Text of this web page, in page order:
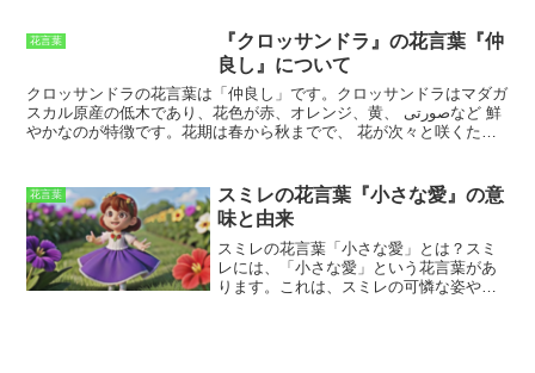
ました。中国では、麻の栽培は紀元前
4000年頃に始まり、麻を使った布は「布
帛」と呼ばれていました。 布帛は、中国
では高級品とされ、皇帝や貴族階級の
人々の衣服に使用されていました。 ま
た、麻は、中国では薬としても使用され
2000年頃に栽培が始まり、麻を使った布
は「ガンジー布」と呼ばれていました。
ガンジー布は、インド独立運動の指導者
であるマハトマ・ガンジーが愛用してい
たことから、その名が付きました。 ガン
ジー布は、インドでは庶民の衣服として
広く使用されてきました。このように、
も、『優美』、『気品』、『繊細』、『しとやか』などがあります。
これらの花言葉は、しだれ桜の持つ独特の雰囲気を表現しています。
しだれ桜は、その美しさだけでなく、花言葉も魅力的です。
花言葉
『クロッサンドラ』の花言葉『仲
良し』について
クロッサンドラの花言葉は「仲良し 」です。クロッサンドラはマダガ
スカル原産の低木であり、花色が 赤、オレンジ、黄、 صورتیなど鮮
やかなのが特徴です。花期は春から秋 までで、花が次々と咲く た
とから由来していると言われています。また、 花が長く咲くことか
ら、「長寿」という意味も込められています。
花言葉
スミレの花言葉『小さな愛』の意
味と由来
スミレの花言葉「小さな愛」とは？ スミ
レには、「小さな愛」という花言葉があ
ります。これは、スミレの可憐な姿や、